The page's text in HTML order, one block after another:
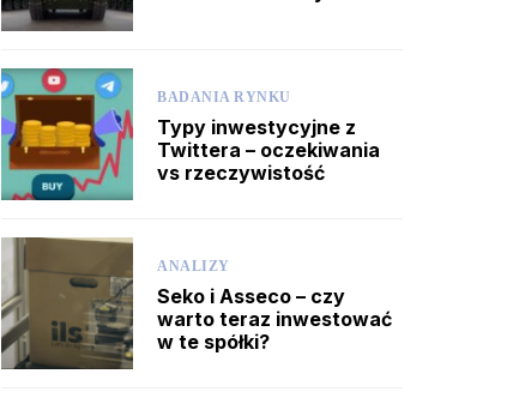
BADANIA RYNKU
Typy inwestycyjne z
Twittera – oczekiwania
vs rzeczywistość
ANALIZY
Seko i Asseco – czy
warto teraz inwestować
w te spółki?